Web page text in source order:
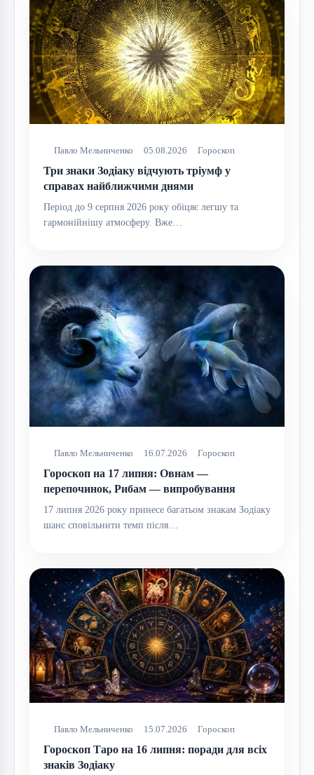
Павло Мельниченко 05.08.2026 Гороскоп
Три знаки Зодіаку відчують тріумф у
справах найближчими днями
Період до 9 серпня 2026 року обіцяє легшу та
гармонійнішу атмосферу. Вже…
Павло Мельниченко 16.07.2026 Гороскоп
Гороскоп на 17 липня: Овнам —
перепочинок, Рибам — випробування
17 липня 2026 року принесе багатьом знакам Зодіаку
шанс сповільнити темп після…
Павло Мельниченко 15.07.2026 Гороскоп
Гороскоп Таро на 16 липня: поради для всіх
знаків Зодіаку